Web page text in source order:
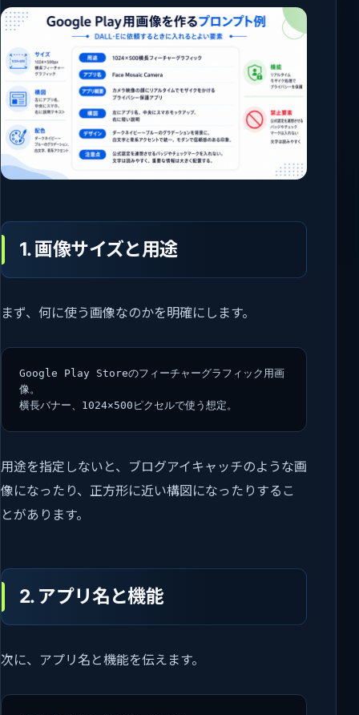
1. 画像サイズと用途
まず、何に使う画像なのかを明確にします。
Google Play Storeのフィーチャーグラフィック用画
像。
横長バナー、1024×500ピクセルで使う想定。
用途を指定しないと、ブログアイキャッチのような画
像になったり、正方形に近い構図になったりするこ
とがあります。
2. アプリ名と機能
次に、アプリ名と機能を伝えます。